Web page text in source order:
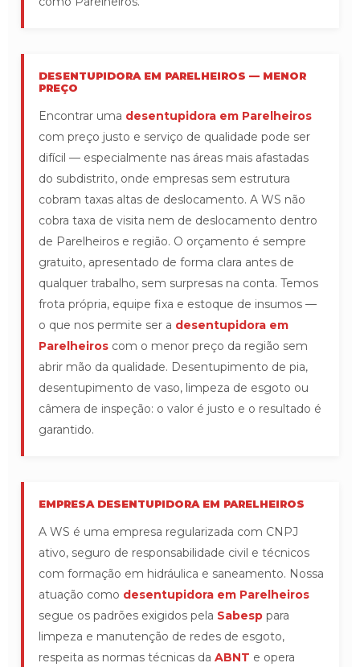
DESENTUPIDORA EM PARELHEIROS — MENOR
PREÇO
Encontrar uma desentupidora em Parelheiros
com preço justo e serviço de qualidade pode ser
difícil — especialmente nas áreas mais afastadas
do subdistrito, onde empresas sem estrutura
cobram taxas altas de deslocamento. A WS não
cobra taxa de visita nem de deslocamento dentro
de Parelheiros e região. O orçamento é sempre
gratuito, apresentado de forma clara antes de
qualquer trabalho, sem surpresas na conta. Temos
frota própria, equipe fixa e estoque de insumos —
o que nos permite ser a desentupidora em
Parelheiros com o menor preço da região sem
abrir mão da qualidade. Desentupimento de pia,
desentupimento de vaso, limpeza de esgoto ou
câmera de inspeção: o valor é justo e o resultado é
garantido.
EMPRESA DESENTUPIDORA EM PARELHEIROS
A WS é uma empresa regularizada com CNPJ
ativo, seguro de responsabilidade civil e técnicos
com formação em hidráulica e saneamento. Nossa
atuação como desentupidora em Parelheiros
segue os padrões exigidos pela Sabesp para
limpeza e manutenção de redes de esgoto,
respeita as normas técnicas da ABNT e opera